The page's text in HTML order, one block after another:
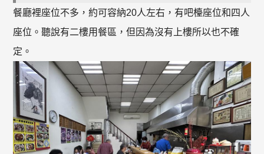
餐廳裡座位不多，約可容納20人左右，有吧檯座位和四人
座位。聽說有二樓用餐區，但因為沒有上樓所以也不確
定。